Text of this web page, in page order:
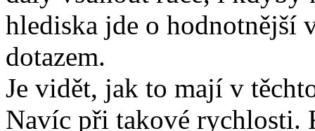
hlediska jde o hodnotnější
dotazem.
Je vidět, jak to mají v
Navíc při takové rychlosti.